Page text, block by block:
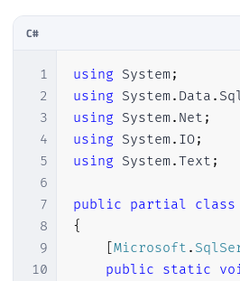
30
31
EXEC sys.
-- Desativo o modo
ALTER DATABASE
GO
-- Crio a Stored
CREATE
EXTERNAL NAME [
C#
1
2
3
4
5
6
7
8
9
10
using System;
using System. Data .
using System. Net ;
using System. IO;
using System.Text ;
public partial class
{
[Microsoft .
public static